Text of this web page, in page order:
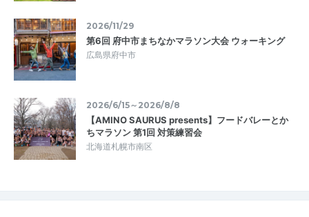
2026/11/29
第6回 府中市まちなかマラソン大会 ウォーキング
広島県府中市
2026/6/15～2026/8/8
【AMINO SAURUS presents】フードバレーとか
ちマラソン 第1回 対策練習会
北海道札幌市南区